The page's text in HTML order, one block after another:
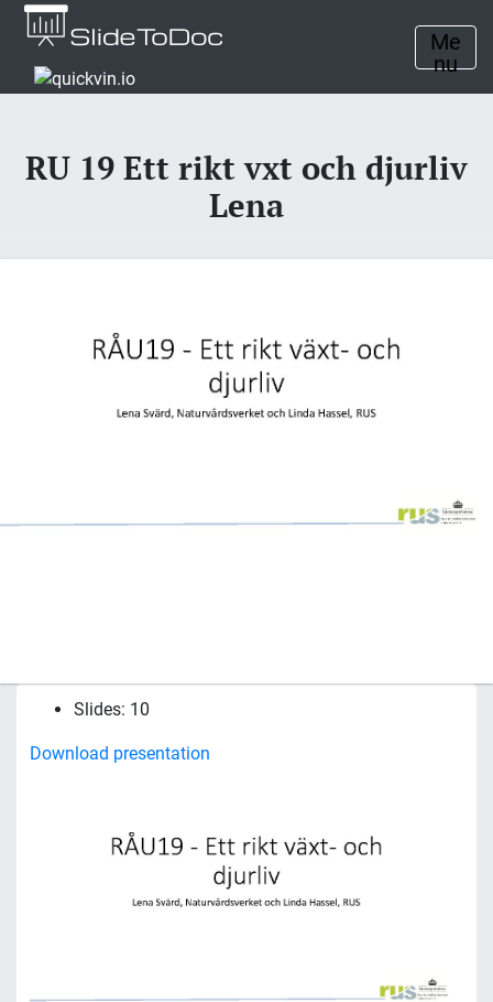
Me
nu
RU 19 Ett rikt vxt och djurliv
Lena
Slides: 10
Download presentation